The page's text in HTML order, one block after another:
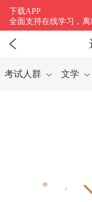
考试人群 文学
下载APP
全面支持在线学习，离